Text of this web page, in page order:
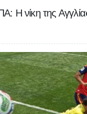
Η νίκη της